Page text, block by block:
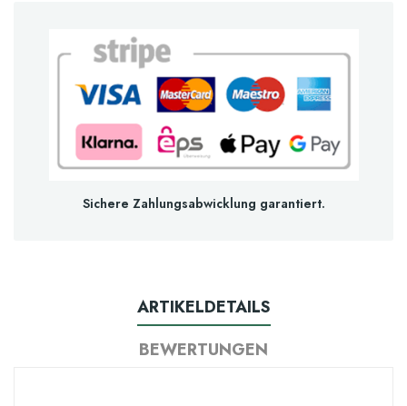
Sichere Zahlungsabwicklung garantiert.
ARTIKELDETAILS
BEWERTUNGEN